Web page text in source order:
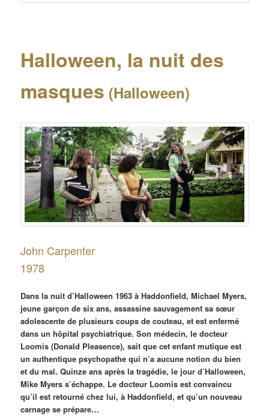
Halloween, la nuit des
masques (Halloween)
John Carpenter
1978
Dans la nuit d’Halloween 1963 à Haddonfield, Michael Myers,
jeune garçon de six ans, assassine sauvagement sa sœur
adolescente de plusieurs coups de couteau, et est enfermé
dans un hôpital psychiatrique. Son médecin, le docteur
Loomis (Donald Pleasence), sait que cet enfant mutique est
un authentique psychopathe qui n’a aucune notion du bien
et du mal. Quinze ans après la tragédie, le jour d’Halloween,
Mike Myers s’échappe. Le docteur Loomis est convaincu
qu’il est retourné chez lui, à Haddonfield, et qu’un nouveau
carnage se prépare…